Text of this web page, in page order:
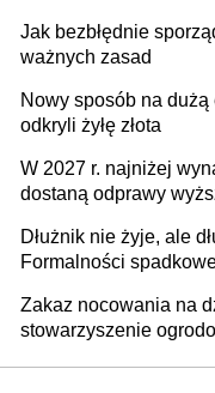
Jak bezbłędnie
ważnych zasad
Nowy sposób na
odkryli żyłę złota
W 2027 r. najniżej
dostaną odprawy
Dłużnik nie żyje, ale
Formalności
zmarłego
Zakaz nocowania na
stowarzyszenie